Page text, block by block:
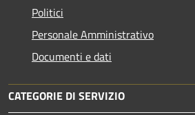
Politici
Personale Amministrativo
Documenti e dati
CATEGORIE DI SERVIZIO